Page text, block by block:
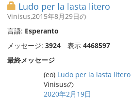
Ludo per la lasta litero
Vinisus,2015年8月29日の
言語: Esperanto
メッセージ: 3924 表示 4468597
最終メッセージ
(eo) Ludo per la lasta litero
Vinisusの
2020年2月19日